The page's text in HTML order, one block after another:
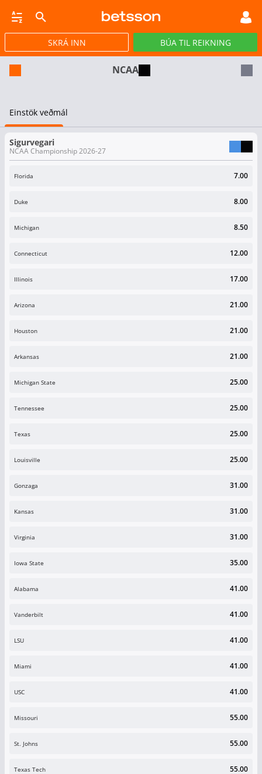
GULLPOTTAR PÓKER TILBOÐ VIRTUAL
SKRÁ INN BÚA TIL REIKNING
NCAA
Einstök veðmál
Sigurvegari
NCAA Championship 2026-27
Florida 7.00
Duke 8.00
Michigan 8.50
Connecticut 12.00
Illinois 17.00
Arizona 21.00
Houston 21.00
Arkansas 21.00
Michigan State 25.00
Tennessee 25.00
Texas 25.00
Louisville 25.00
Gonzaga 31.00
Kansas 31.00
Virginia 31.00
Iowa State 35.00
Alabama 41.00
Vanderbilt 41.00
LSU 41.00
Miami 41.00
USC 41.00
Missouri 55.00
St. Johns 55.00
Texas Tech 55.00